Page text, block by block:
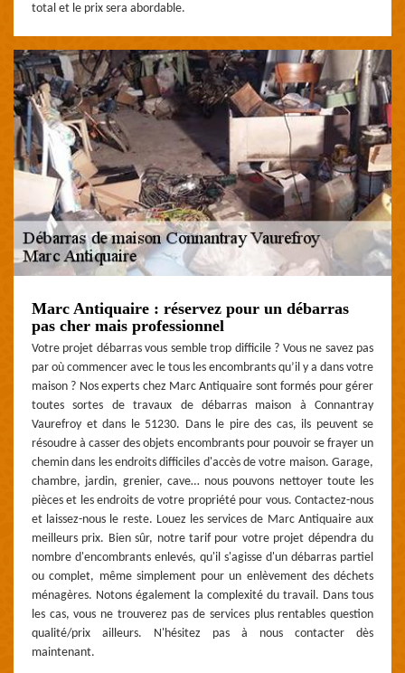
total et le prix sera abordable.
Marc Antiquaire : réservez pour un débarras
pas cher mais professionnel
Votre projet débarras vous semble trop difficile ? Vous ne savez pas
par où commencer avec le tous les encombrants qu’il y a dans votre
maison ? Nos experts chez Marc Antiquaire sont formés pour gérer
toutes sortes de travaux de débarras maison à Connantray
Vaurefroy et dans le 51230. Dans le pire des cas, ils peuvent se
résoudre à casser des objets encombrants pour pouvoir se frayer un
chemin dans les endroits difficiles d'accès de votre maison. Garage,
chambre, jardin, grenier, cave… nous pouvons nettoyer toute les
pièces et les endroits de votre propriété pour vous. Contactez-nous
et laissez-nous le reste. Louez les services de Marc Antiquaire aux
meilleurs prix. Bien sûr, notre tarif pour votre projet dépendra du
nombre d'encombrants enlevés, qu'il s'agisse d'un débarras partiel
ou complet, même simplement pour un enlèvement des déchets
ménagères. Notons également la complexité du travail. Dans tous
les cas, vous ne trouverez pas de services plus rentables question
qualité/prix ailleurs. N'hésitez pas à nous contacter dès
maintenant.